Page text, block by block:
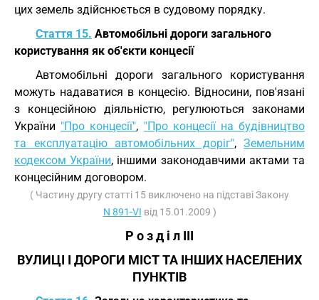
цих земель здійснюється в судовому порядку.
Стаття 15. Автомобільні дороги загального
користування як об'єкти концесії
Автомобільні дороги загального користування
можуть надаватися в концесію. Відносини, пов'язані
з концесійною діяльністю, регулюються законами
України "Про концесії", "Про концесії на будівництво
та експлуатацію автомобільних доріг", Земельним
кодексом України, іншими законодавчими актами та
концесійним договором.
( Частину другу статті 15 виключено на підставі Закону
N 891-VI від 15.01.2009 )
Р о з д і л III
ВУЛИЦІ І ДОРОГИ МІСТ ТА ІНШИХ НАСЕЛЕНИХ
ПУНКТІВ